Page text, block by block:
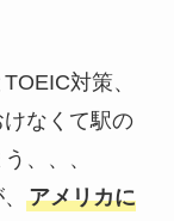
対策、
なくて駅の
、、、
アメリカに